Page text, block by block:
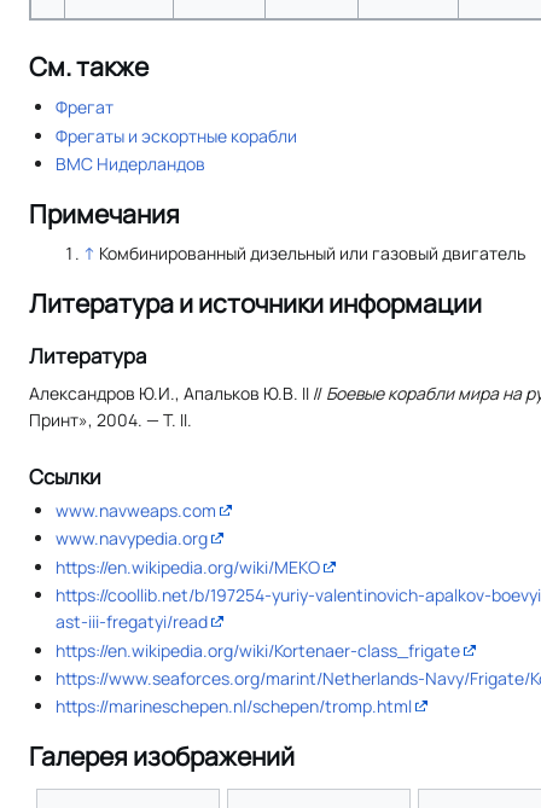
См. также
Фрегат
Фрегаты и эскортные корабли
ВМС Нидерландов
Примечания
↑ Комбинированный дизельный или газовый двигатель
Литература и источники информации
Литература
Александров Ю.И., Апальков Ю.В. II // Боевые корабли мира на
Принт», 2004. — Т. II.
Ссылки
www.navweaps.com
www.navypedia.org
https://en.wikipedia.org/wiki/MEKO
https://coollib.net/b/197254-yuriy-valentinovich-apalkov-
ast-iii-fregatyi/read
https://en.wikipedia.org/wiki/Kortenaer-class_frigate
https://www.seaforces.org/marint/Netherlands-Navy/Frigate/
https://marineschepen.nl/schepen/tromp.html
Галерея изображений